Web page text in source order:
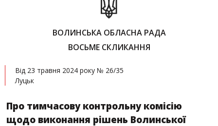
ВОЛИНСЬКА ОБЛАСНА РАДА
ВОСЬМЕ СКЛИКАННЯ
Від 23 травня 2024 року № 26/35
Луцьк
Про тимчасову контрольну комісію
щодо виконання рішень Волинської